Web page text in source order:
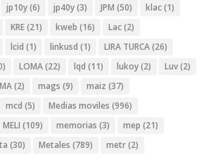
jp10y(6) jp40y(3) JPM (50) klac(1)
KRE(21) kweb (16) Lac(2)
lcid (1) linkusd (1) LIRA TURCA(26)
LOMA(22) lqd (11) lukoy(2) Luv(2)
MA(2) mags (9) maiz (37)
mcd (5) Medias moviles (996)
MELI (109) memorias (3) mep (21)
(30) Metales (789) metr(2)